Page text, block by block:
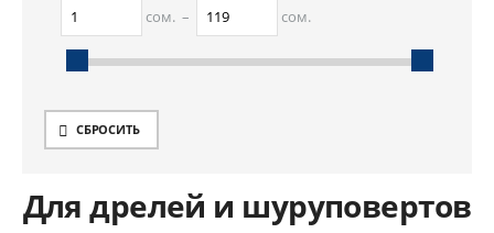
сом. – сом.
сом. 119сом.
СБРОСИТЬ
Для дрелей и шуруповертов